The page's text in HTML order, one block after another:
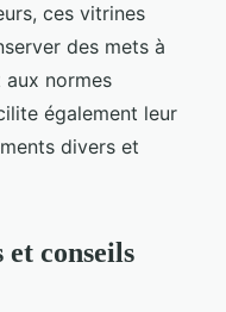
ces vitrines
des mets à
normes
également leur
divers et
conseils